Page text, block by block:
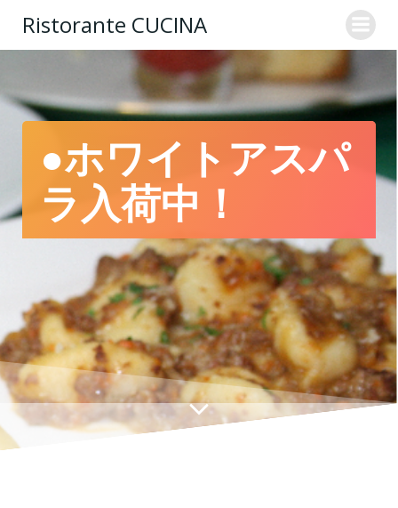
ン
テ
ン
ツ
へ
ス
キ
ッ
Ristorante CUCINA
●ホワイトアスパ
ラ入荷中！